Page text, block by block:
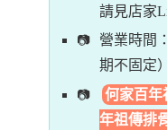
請見店家
營業時間
期不固定）
何家百年
年祖傳排